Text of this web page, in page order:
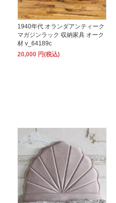
1940年代 オランダアンティーク
マガジンラック 収納家具 オーク
材 v_64189c
20,000 円(税込)